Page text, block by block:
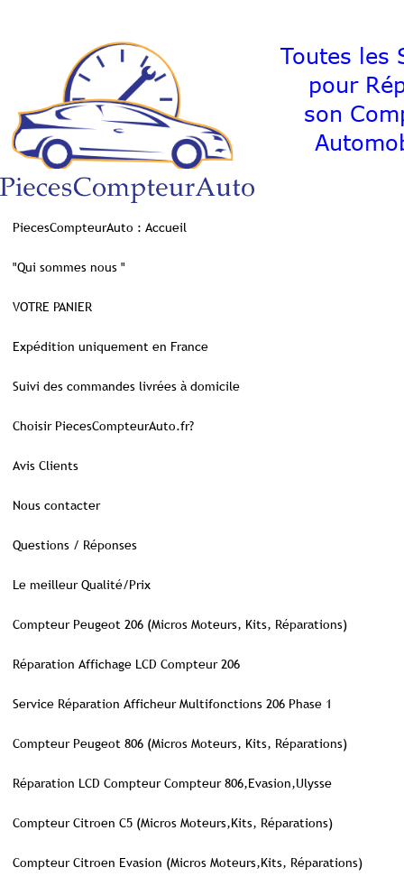
Toutes les
pour
son
PiecesCompteurAuto : Accueil
"Qui sommes nous "
VOTRE PANIER
Expédition uniquement en France
Suivi des commandes livrées à domicile
Choisir PiecesCompteurAuto.fr?
Avis Clients
Nous contacter
Questions / Réponses
Le meilleur Qualité/Prix
Compteur Peugeot 206 (Micros Moteurs, Kits, Réparations)
Réparation Affichage LCD Compteur 206
Service Réparation Afficheur Multifonctions 206 Phase 1
Compteur Peugeot 806 (Micros Moteurs, Kits, Réparations)
Réparation LCD Compteur Compteur 806,Evasion,Ulysse
Compteur Citroen C5 (Micros Moteurs,Kits, Réparations)
Compteur Citroen Evasion (Micros Moteurs,Kits, Réparations)